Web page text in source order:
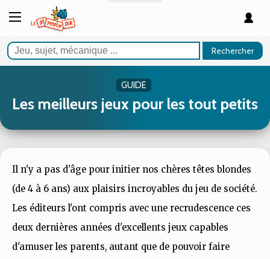
Rechercher
GUIDE
Les meilleurs jeux pour les tout petits
Il n'y a pas d'âge pour initier nos chères têtes blondes
(de 4 à 6 ans) aux plaisirs incroyables du jeu de société.
Les éditeurs l'ont compris avec une recrudescence ces
deux dernières années d'excellents jeux capables
d'amuser les parents, autant que de pouvoir faire